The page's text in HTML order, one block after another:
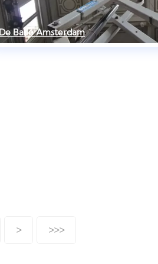
De Balie Amsterdam
> >>>